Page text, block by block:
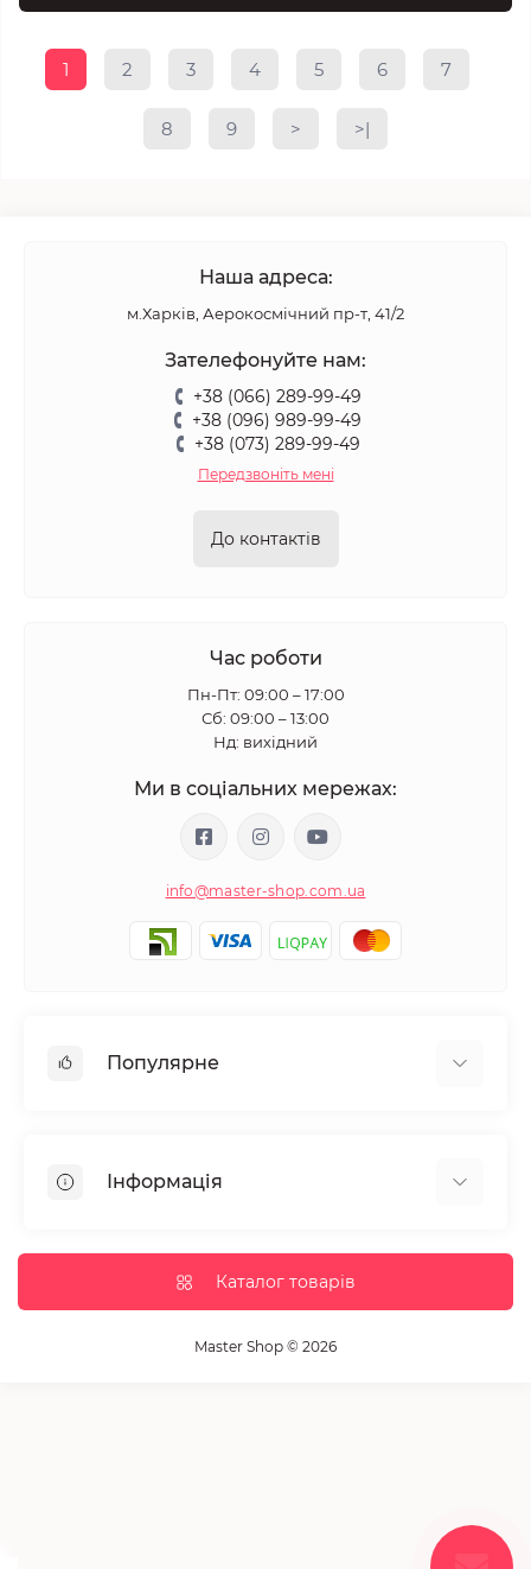
1 2 3 4 5 6 7
8 9 > >|
Наша адреса:
м.Харків, Аерокосмічний пр-т, 41/2
Зателефонуйте нам:
+38 (066) 289-99-49
+38 (096) 989-99-49
+38 (073) 289-99-49
Передзвоніть мені
До контактів
Час роботи
Пн-Пт: 09:00 – 17:00
Сб: 09:00 – 13:00
Нд: вихідний
Ми в соціальних мережах:
info@master-shop.com.ua
Популярне
Парафінотерапія
Вії та брови
Дезінфекція та стерилізація
Пензлики і набори для макіяжу
Інформація
Доставка та оплата
Корисні статті
Каталог товарів
Master Shop © 2026